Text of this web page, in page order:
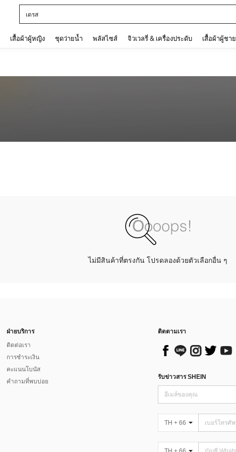
เดรส
เสื้อผ้าผู้หญิง ชุดว่ายน้ำ พลัสไซส์ จิวเวลรี่ & เครื่องประดับ เสื้อผ้าผู้ชาย
ไม่มีสินค้าที่ตรงกัน โปรดลองด้วยตัวเลือกอื่น ๆ
ฝ่ายบริการ
ติดต่อเรา
การชำระเงิน
คะแนนโบนัส
คำถามที่พบบ่อย
ติดตามเรา
รับข่าวสาร SHEIN
TH + 66